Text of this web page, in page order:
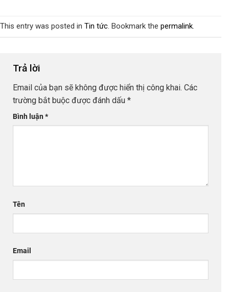
This entry was posted in Tin tức. Bookmark the permalink.
Trả lời
Email của bạn sẽ không được hiển thị công khai. Các
trường bắt buộc được đánh dấu *
Bình luận *
Tên
Email